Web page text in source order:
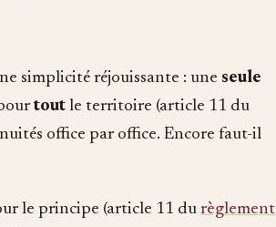
simplicité réjouissante : une seule
tout le territoire (article 11 du
office par office. Encore faut-il
le principe (article 11 du règlement